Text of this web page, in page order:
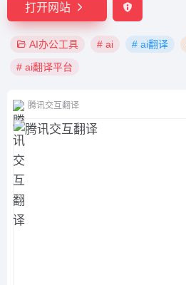
打开网站
AI办公工具 # ai # ai翻译
# ai翻译平台
腾讯交互翻译